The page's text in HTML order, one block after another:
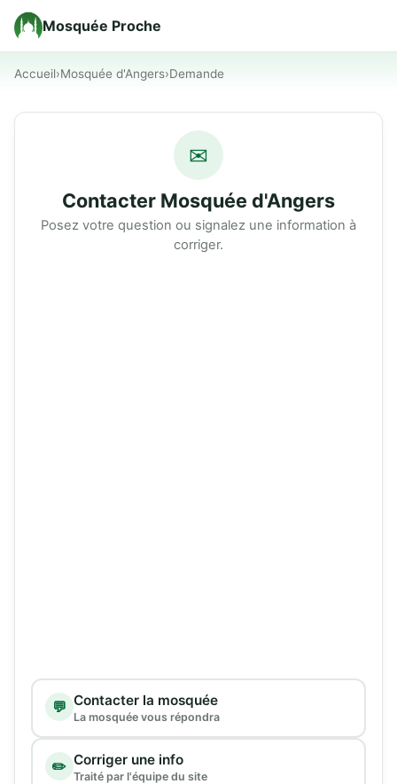
Mosquée Proche
Accueil›Mosquée d'Angers›Demande
✉
Contacter Mosquée d'Angers
Posez votre question ou signalez une information à
corriger.
Type de demande
💬 Contacter la mosquée
La mosquée vous répondra
✏️ Corriger une info
Traité par l'équipe du site